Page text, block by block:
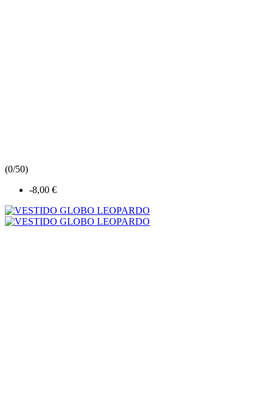
(0/50)
-8,00 €